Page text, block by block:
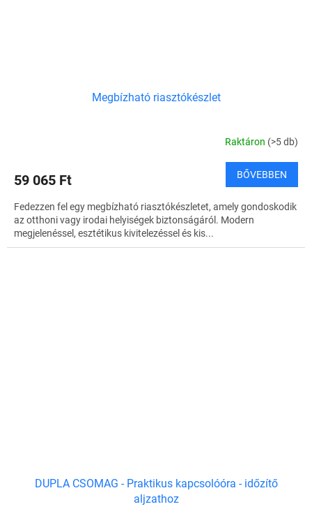
Megbízható riasztókészlet
Raktáron (>5 db)
59 065 Ft BŐVEBBEN
Fedezzen fel egy megbízható riasztókészletet, amely gondoskodik
az otthoni vagy irodai helyiségek biztonságáról. Modern
megjelenéssel, esztétikus kivitelezéssel és kis...
DUPLA CSOMAG - Praktikus kapcsolóóra - időzítő
aljzathoz